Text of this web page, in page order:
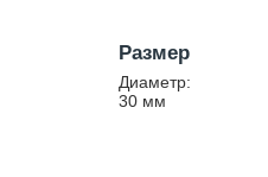
Размер
Диаметр:
30 мм